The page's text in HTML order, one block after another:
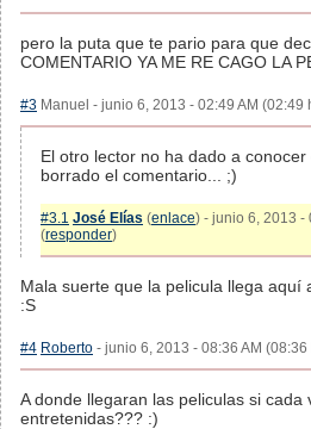
pero la puta que te pario para que
COMENTARIO YA ME RE CAGO LA
#3 Manuel - junio 6, 2013 - 02:49 AM (02:49
El otro lector no ha dado a
borrado el comentario... ;)
#3.1 José Elías (enlace) - junio 6, 2013 -
(responder)
Mala suerte que la pelicula llega aquí
:S
#4 Roberto - junio 6, 2013 - 08:36 AM (08:36
A donde llegaran las peliculas si cada
entretenidas??? :)